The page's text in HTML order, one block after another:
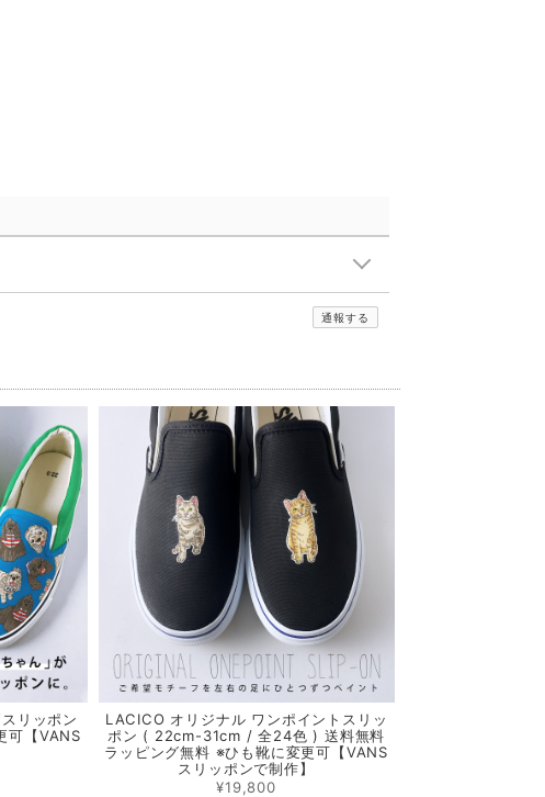
通報する
リッポン
可【VANS
LACICO オリジナル ワンポイントスリッ
ポン ( 22cm-31cm / 全24色 ) 送料無料
ラッピング無料 ※ひも靴に変更可【VANS
スリッポンで制作】
¥19,800